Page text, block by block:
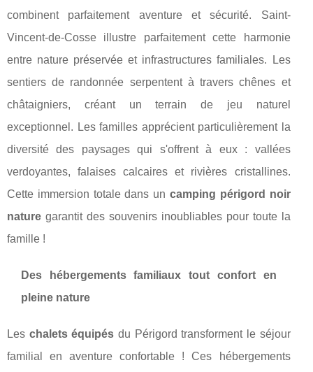
combinent parfaitement aventure et sécurité. Saint-
Vincent-de-Cosse illustre parfaitement cette harmonie
entre nature préservée et infrastructures familiales. Les
sentiers de randonnée serpentent à travers chênes et
châtaigniers, créant un terrain de jeu naturel
exceptionnel. Les familles apprécient particulièrement la
diversité des paysages qui s'offrent à eux : vallées
verdoyantes, falaises calcaires et rivières cristallines.
Cette immersion totale dans un camping périgord noir
nature garantit des souvenirs inoubliables pour toute la
famille !
Des hébergements familiaux tout confort en
pleine nature
Les chalets équipés du Périgord transforment le séjour
familial en aventure confortable ! Ces hébergements